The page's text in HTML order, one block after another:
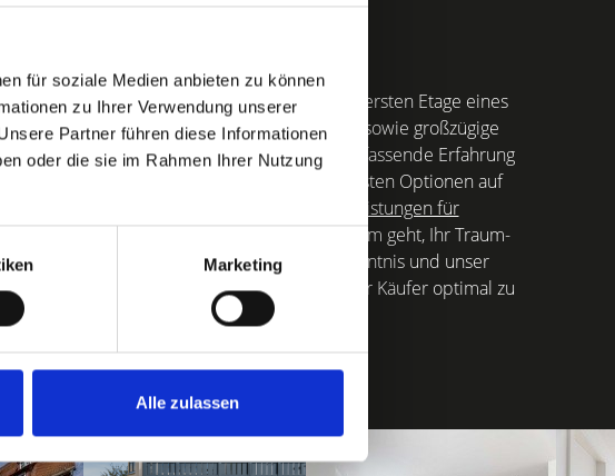
für soziale Medien anbieten zu können
zu Ihrer Verwendung unserer
Partner führen diese Informationen
oder die sie im Rahmen Ihrer Nutzung
Marketing
Alle zulassen
Form der Wohnung dar, die auf der obersten Etage eines
und durch exklusive Ausstattungsmerkmale sowie großzügige
Immobilien GmbH bringen wir unsere umfassende Erfahrung
Immobilien in Nürnberg ein, um Ihnen die besten Optionen auf
Immobiliendienstleistungen für
kompetenter Partner zur Seite, wenn es darum geht, Ihr Traum-
zu veräußern. Unsere lokale Marktkenntnis und unser
es uns, die Ansprüche anspruchsvoller Käufer optimal zu
von Penthouses hervorzuheben.